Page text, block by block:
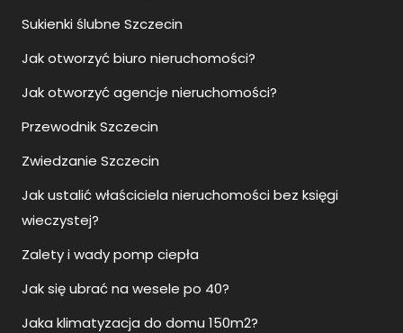
Sukienki ślubne Szczecin
Jak otworzyć biuro nieruchomości?
Jak otworzyć agencje nieruchomości?
Przewodnik Szczecin
Zwiedzanie Szczecin
Jak ustalić właściciela nieruchomości bez księgi
wieczystej?
Zalety i wady pomp ciepła
Jak się ubrać na wesele po 40?
Jaka klimatyzacja do domu 150m2?